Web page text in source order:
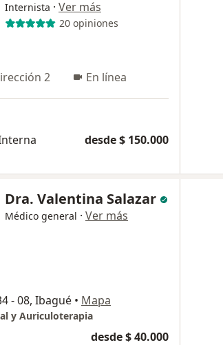
Internista · Ver más
20 opiniones
2 En línea
desde $ 150.000
Dra. Valentina Salazar
Médico general · Ver más
- 08, Ibagué • Mapa
y Auriculoterapia
desde $ 40.000